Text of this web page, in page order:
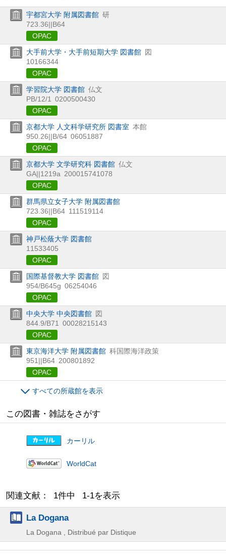
宇都宮大学 附属図書館 研
723.36||B64
OPAC
大手前大学・大手前短期大学 図書館 図
10166344
OPAC
学習院大学 図書館 仏文
PB/12/1
0200500430
OPAC
京都大学 人文科学研究所 図書室 本館
950.26||B/64 06051887
OPAC
京都大学 文学研究科 図書館 仏文
GA||1219a 200015741078
OPAC
群馬県立女子大学 附属図書館
723.36||B64 111519114
OPAC
神戸松蔭大学 図書館
11533405
OPAC
国際基督教大学 図書館 図
954/B645g 06254046
OPAC
中央大学 中央図書館 図
844.9/B71
00028215143
OPAC
東京海洋大学 附属図書館 科国際海洋政策
951||B64 200801892
OPAC
すべての所蔵館を表示
この図書・雑誌をさがす
カーリル
WorldCat
関連文献： 1件中 1-1を表示
La Dogana
La Dogana , Distribué par Distique